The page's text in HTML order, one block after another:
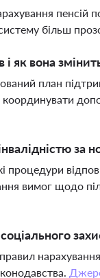
пенсій
більш
і як вона
план
за
процедури
вимог щодо
нарахування